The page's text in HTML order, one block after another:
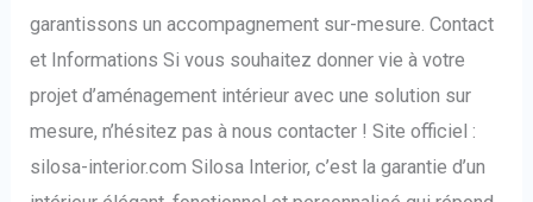
garantissons un accompagnement sur-mesure. Contact
et Informations Si vous souhaitez donner vie à votre
projet d’aménagement intérieur avec une solution sur
mesure, n’hésitez pas à nous contacter ! Site officiel :
silosa-interior.com Silosa Interior, c’est la garantie d’un